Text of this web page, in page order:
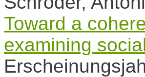
Toward a
examining